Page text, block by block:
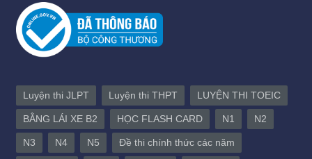
Luyện thi JLPT Luyện thi THPT LUYỆN THI TOEIC
BẰNG LÁI XE B2 HỌC FLASH CARD N1 N2
N3 N4 N5 Đề thi chính thức các năm